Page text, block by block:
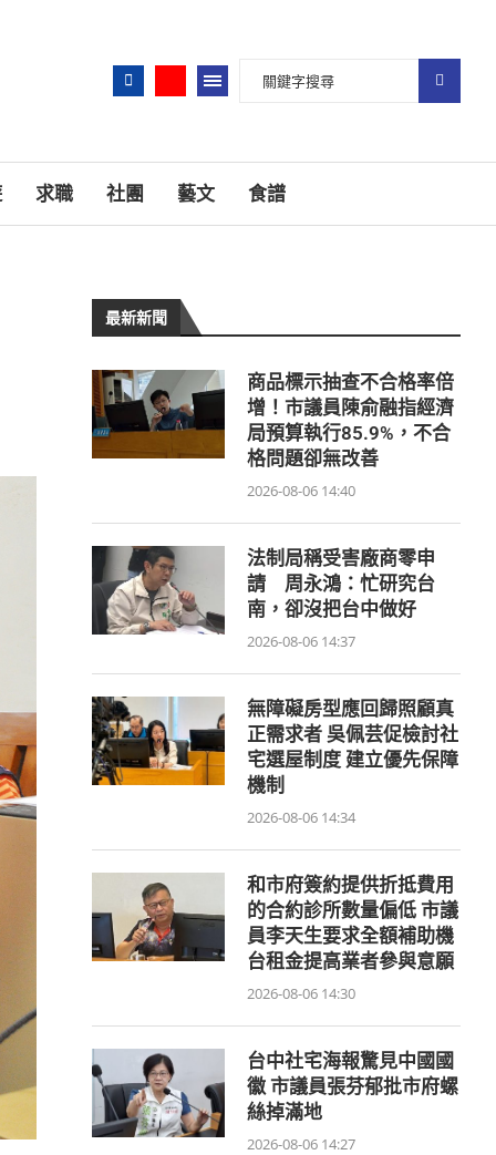
求職 社團 藝文 食譜
最新新聞
商品標示抽查不合格率倍
增！市議員陳俞融指經濟
局預算執行85.9%，不合
格問題卻無改善
2026-08-06 14:40
法制局稱受害廠商零申
請 周永鴻：忙研究台
南，卻沒把台中做好
2026-08-06 14:37
無障礙房型應回歸照顧真
正需求者 吳佩芸促檢討社
宅選屋制度 建立優先保障
機制
2026-08-06 14:34
和市府簽約提供折抵費用
的合約診所數量偏低 市議
員李天生要求全額補助機
台租金提高業者參與意願
2026-08-06 14:30
台中社宅海報驚見中國國
徽 市議員張芬郁批市府螺
絲掉滿地
2026-08-06 14:27